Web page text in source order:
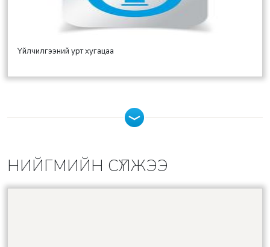
Үйлчилгээний урт хугацаа
НИЙГМИЙН СҮЛЖЭЭ